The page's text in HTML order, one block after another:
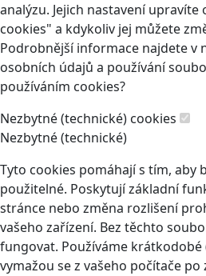
analýzu. Jejich nastavení
cookies" a kdykoliv jej můžete
Podrobnější informace najdete v
osobních údajů a používání
používáním cookies?
Nezbytné (technické) cookies
Nezbytné (technické)
Tyto cookies pomáhají s tím, aby
použitelné. Poskytují základní
stránce nebo změna rozlišení
vašeho zařízení. Bez těchto
fungovat. Používáme krátkodobé
vymažou se z vašeho počítače